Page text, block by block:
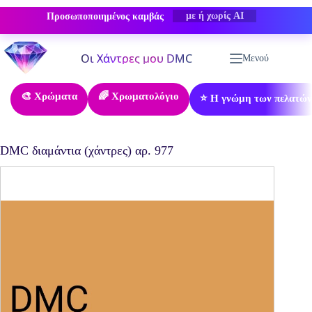
Προσωποποιημένος καμβάς -50% ΕΚΠΤΩΣΗ
Μετάβαση
στο
περιεχόμενο
Μενού
🎨 Χρώματα 🌈 Χρωματολόγιο ⭐ Η γνώμη των πελατών
DMC διαμάντια (χάντρες) αρ. 977